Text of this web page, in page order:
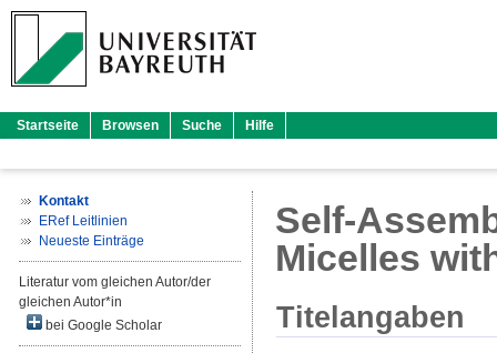
Startseite Browsen Suche Hilfe
Kontakt
ERef Leitlinien
Neueste Einträge
Literatur vom gleichen Autor/der
gleichen Autor*in
bei Google Scholar
Self-
Micelles
Titelangaben